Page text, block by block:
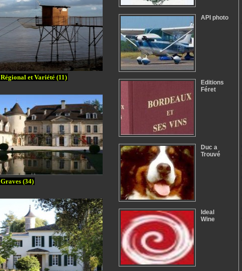
Régional et Variété (11)
Graves (34)
API photo
Editions
Féret
Duc a
Trouvé
Ideal
Wine